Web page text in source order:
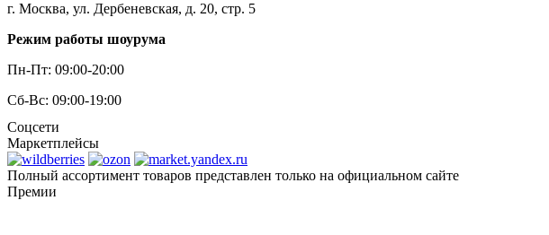
г. Москва, ул. Дербеневская, д. 20, стр. 5
Режим работы шоурума
Пн-Пт: 09:00-20:00
Сб-Вс: 09:00-19:00
Соцсети
Маркетплейсы
Полный ассортимент товаров представлен только на официальном сайте
Премии